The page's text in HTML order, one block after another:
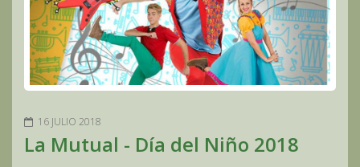
16 JULIO 2018
La Mutual - Día del Niño 2018